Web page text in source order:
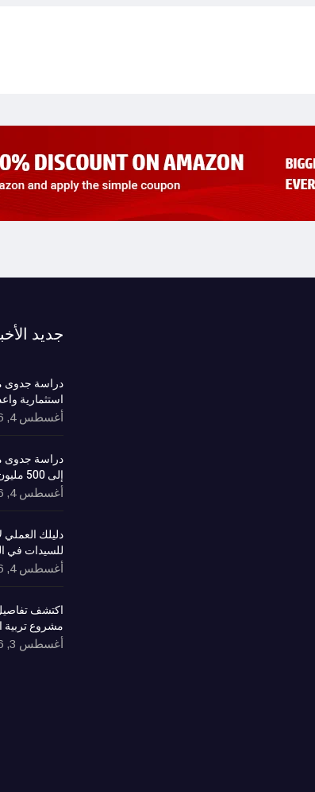
جديد
دراسة جدوى
استثمارية
أغسطس 4, 2026
دراسة جدوى
إلى 500 مليون ريال وعوائد مستدامة
أغسطس 4, 2026
دليلك
للسيدات في
أغسطس 4, 2026
اكتشف
مشروع تربية
أغسطس 3, 2026